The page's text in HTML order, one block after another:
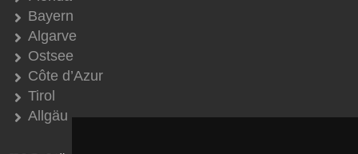
Bayern
Algarve
Ostsee
Côte d’Azur
Tirol
Allgäu